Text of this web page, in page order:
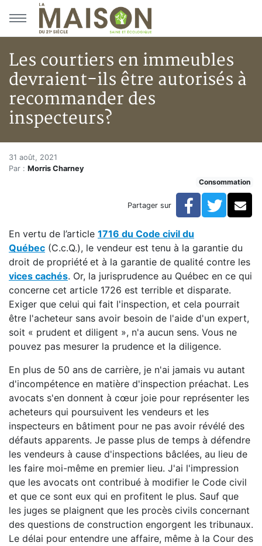
Aller au menu principal
Aller au contenu principal
Les courtiers en immeubles
devraient-ils être autorisés à
recommander des
inspecteurs?
Accueil
Articles
Les courtiers en immeubles devraient-ils être
Les courtiers en immeubles
31 août, 2021
Par : Morris Charney
Consommation
Partager sur Facebook
En vertu de l’article 1716 du Code civil du
Québec (C.c.Q.), le vendeur est tenu à la garantie du
droit de propriété et à la garantie de qualité contre les
vices cachés. Or, la jurisprudence au Québec en ce qui
concerne cet article 1726 est terrible et disparate.
Exiger que celui qui fait l'inspection, et cela pourrait
être l'acheteur sans avoir besoin de l'aide d'un expert,
soit « prudent et diligent », n'a aucun sens. Vous ne
pouvez pas mesurer la prudence et la diligence.
En plus de 50 ans de carrière, je n'ai jamais vu autant
d'incompétence en matière d'inspection préachat. Les
avocats s'en donnent à cœur joie pour représenter les
acheteurs qui poursuivent les vendeurs et les
inspecteurs en bâtiment pour ne pas avoir révélé des
défauts apparents. Je passe plus de temps à défendre
les vendeurs à cause d'inspections bâclées, au lieu de
les faire moi-même en premier lieu. J'ai l'impression
que les avocats ont contribué à modifier le Code civil
et que ce sont eux qui en profitent le plus. Sauf que
les juges se plaignent que les procès civils concernant
des questions de construction engorgent les tribunaux.
Le délai pour entendre une affaire, même à la Cour des